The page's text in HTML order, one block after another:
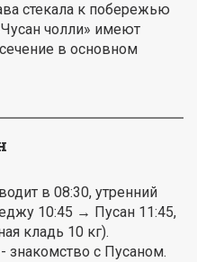
стекала к побережью
чолли» имеют
в основном
в 08:30, утренний
10:45 → Пусан 11:45,
кладь 10 кг).
знакомство с Пусаном.